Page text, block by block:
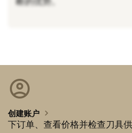
account_circle
创建账户 chevron_right
下订单、查看价格并检查刀具